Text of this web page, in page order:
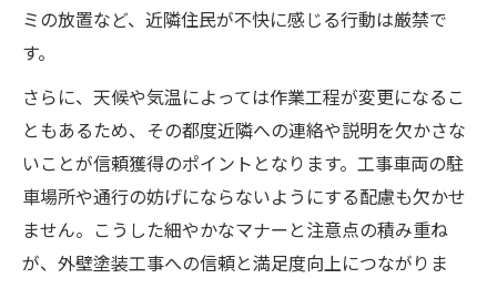
ミの放置など、近隣住民が不快に感じる行動は厳禁で
す。
さらに、天候や気温によっては作業工程が変更になるこ
ともあるため、その都度近隣への連絡や説明を欠かさな
いことが信頼獲得のポイントとなります。工事車両の駐
車場所や通行の妨げにならないようにする配慮も欠かせ
ません。こうした細やかなマナーと注意点の積み重ね
が、外壁塗装工事への信頼と満足度向上につながりま